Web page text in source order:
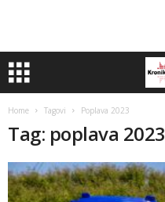
Home Tagovi Poplava 2023
Tag: poplava 2023